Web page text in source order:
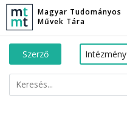
Magyar Tudományos
Művek Tára
Szerző Intézmény